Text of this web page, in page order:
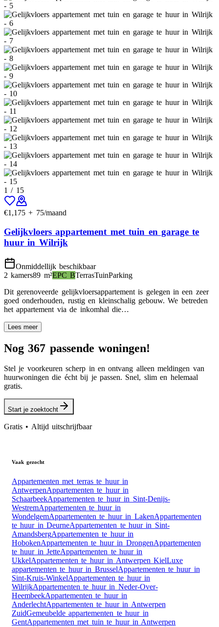
1 / 15
€1,175 + 75/maand
Gelijkvloers appartement met tuin en garage te
huur in Wilrijk
Onmiddellijk beschikbaar
2 kamers89 m²EPC BTerrasTuinParking
Dit gerenoveerde gelijkvloersappartement is gelegen in een zeer
goed onderhouden, rustig en kleinschalig gebouw. We betreden
het appartement via de inkomhal die…
Lees meer
Nog 367 passende woningen!
Stel je voorkeuren scherp in en ontvang alleen meldingen van
huurwoningen die écht bij je passen. Snel, slim en helemaal
gratis.
Start je zoektocht
Gratis • Altijd uitschrijfbaar
Vaak gezocht
Appartementen met terras te huur in
AntwerpenAppartementen te huur in
SchaarbeekAppartementen te huur in Sint-Denijs-
WestremAppartementen te huur in
WondelgemAppartementen te huur in LakenAppartementen
te huur in DeurneAppartementen te huur in Sint-
AmandsbergAppartementen te huur in
HobokenAppartementen te huur in DrongenAppartementen
te huur in JetteAppartementen te huur in
UkkelAppartementen te huur in Antwerpen KielLuxe
appartementen te huur in BrusselAppartementen te huur in
Sint-Kruis-WinkelAppartementen te huur in
WilrijkAppartementen te huur in Neder-Over-
HeembeekAppartementen te huur in
AnderlechtAppartementen te huur in Antwerpen
ZuidGemeubelde appartementen te huur in
GentAppartementen met tuin te huur in Antwerpen